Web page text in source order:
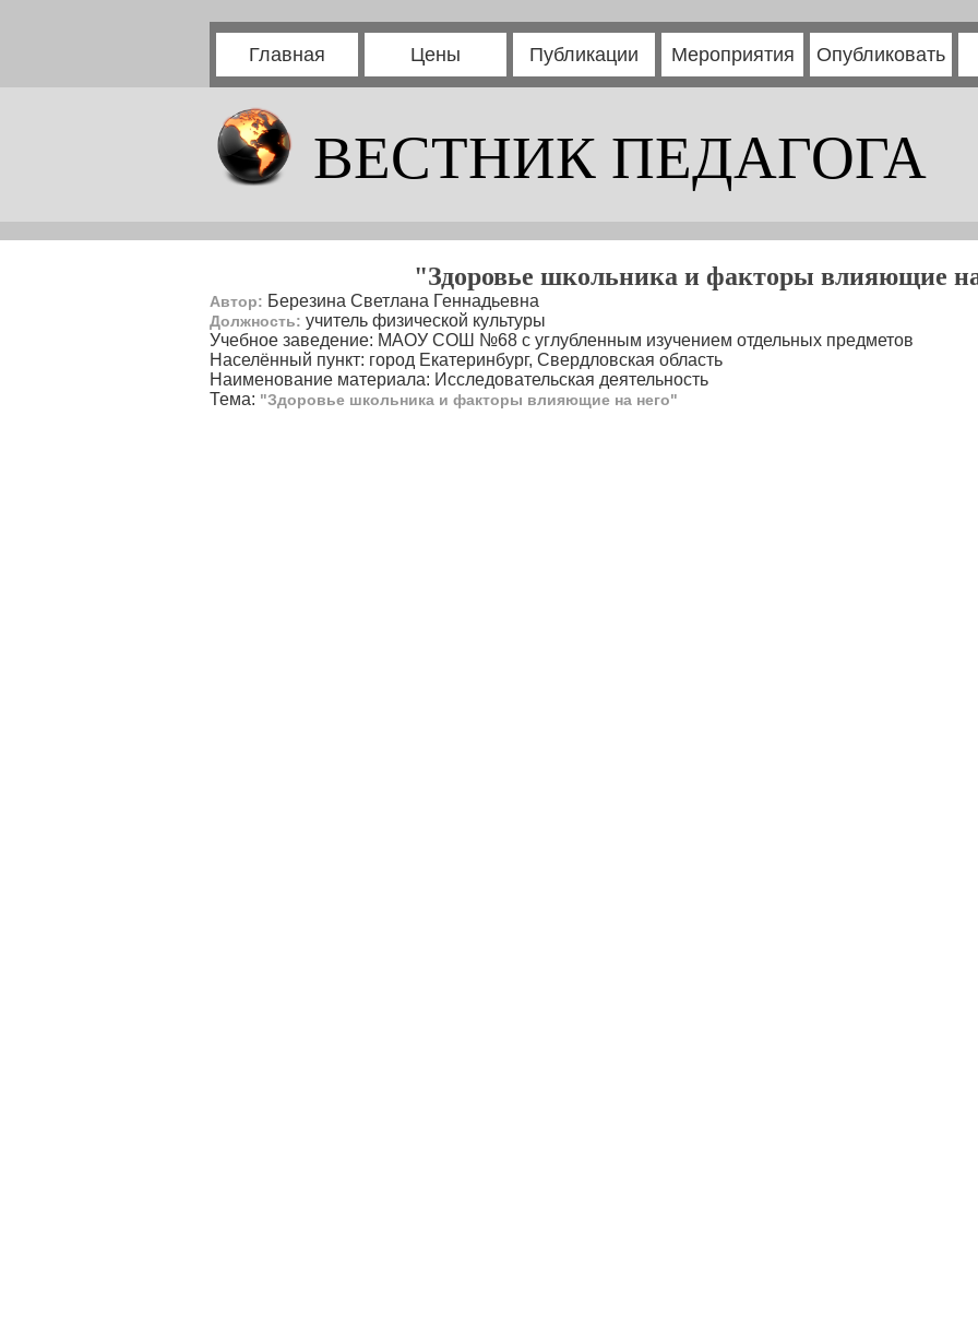
Главная Цены Публикации Мероприятия Опубликовать
ВЕСТНИК ПЕДАГОГА
"Здоровье школьника и факторы влияющие
Автор: Березина Светлана Геннадьевна
Должность: учитель физической культуры
Учебное заведение: МАОУ СОШ №68 с углубленным изучением отдельных предметов
Населённый пункт: город Екатеринбург, Свердловская область
Наименование материала: Исследовательская деятельность
Тема: "Здоровье школьника и факторы влияющие на него"